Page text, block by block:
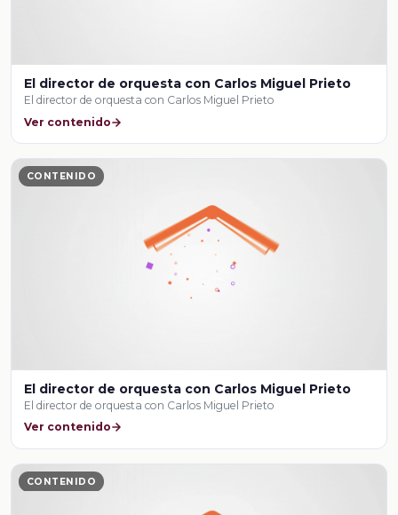
El director de orquesta con Carlos Miguel Prieto
El director de orquesta con Carlos Miguel Prieto
Ver contenido
CONTENIDO
El director de orquesta con Carlos Miguel Prieto
El director de orquesta con Carlos Miguel Prieto
Ver contenido
CONTENIDO